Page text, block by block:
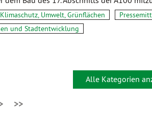
Klimaschutz, Umwelt, Grünflächen
und Stadtentwicklung
Alle Kategorien
>>